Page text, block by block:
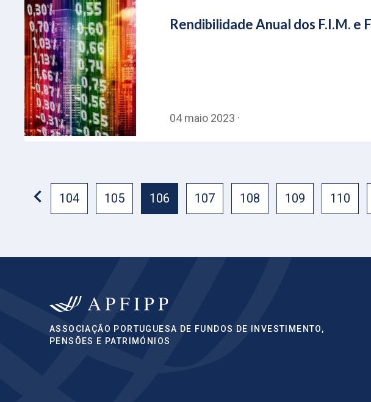
Rendibilidade Anual dos F.I.M. e
04 maio 2023 ·
104 105 106 107 108 109 110
ASSOCIAÇÃO PORTUGUESA DE FUNDOS DE INVESTIMENTO,
PENSÕES E PATRIMÓNIOS